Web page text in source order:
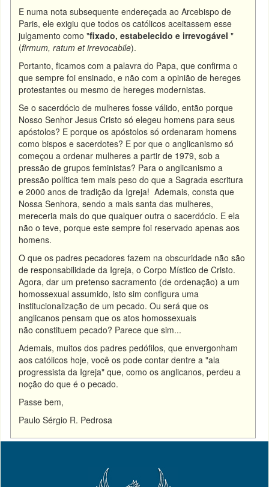
E numa nota subsequente endereçada ao Arcebispo de
Paris, ele exigiu que todos os católicos aceitassem esse
julgamento como "fixado, estabelecido e irrevogável"
(firmum, ratum et irrevocabile).
Portanto, ficamos com a palavra do Papa, que confirma o
que sempre foi ensinado, e não com a opinião de hereges
protestantes ou mesmo de hereges modernistas.
Se o sacerdócio de mulheres fosse válido, então porque
Nosso Senhor Jesus Cristo só elegeu homens para seus
apóstolos? E porque os apóstolos só ordenaram homens
como bispos e sacerdotes? E por que o anglicanismo só
começou a ordenar mulheres a partir de 1979, sob a
pressão de grupos feministas? Para o anglicanismo a
pressão política tem mais peso do que a Sagrada escritura
e 2000 anos de tradição da Igreja! Ademais, consta que
Nossa Senhora, sendo a mais santa das mulheres,
mereceria mais do que qualquer outra o sacerdócio. E ela
não o teve, porque este sempre foi reservado apenas aos
homens.
O que os padres pecadores fazem na obscuridade não são
de responsabilidade da Igreja, o Corpo Místico de Cristo.
Agora, dar um pretenso sacramento (de ordenação) a um
homossexual assumido, isto sim configura uma
institucionalização de um pecado. Ou será que os
anglicanos pensam que os atos homossexuais
não constituem pecado? Parece que sim...
Ademais, muitos dos padres pedófilos, que envergonham
aos católicos hoje, você os pode contar dentre a "ala
progressista da Igreja" que, como os anglicanos, perdeu a
noção do que é o pecado.
Passe bem,
Paulo Sérgio R. Pedrosa